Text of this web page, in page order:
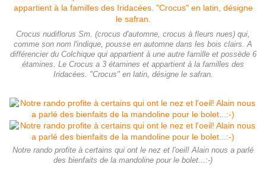
Crocus nudiflorus Sm. (crocus d'automne, crocus à fleurs nues) qui,
comme son nom l'indique, pousse en automne dans les bois clairs. A
différencier du Colchique qui appartient à une autre famille et possède 6
étamines. Le Crocus a 3 étamines et appartient à la familles des
Iridacées. "Crocus" en latin, désigne le safran.
Notre rando profite à certains qui ont le nez et l'oeil! Alain nous a parlé
des bienfaits de la mandoline pour le bolet...:-)